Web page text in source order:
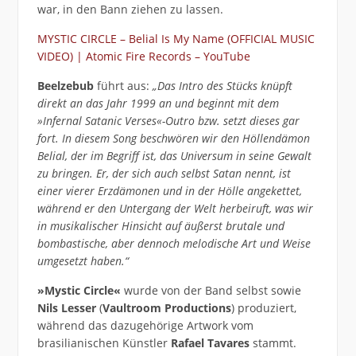
war, in den Bann ziehen zu lassen.
MYSTIC CIRCLE – Belial Is My Name (OFFICIAL MUSIC
VIDEO) | Atomic Fire Records – YouTube
Beelzebubführt aus: „Das Intro des Stücks knüpft
direkt an das Jahr 1999 an und beginnt mit dem
»Infernal Satanic Verses«-Outro bzw. setzt dieses gar
fort. In diesem Song beschwören wir den Höllendämon
Belial, der im Begriff ist, das Universum in seine Gewalt
zu bringen. Er, der sich auch selbst Satan nennt, ist
einer vierer Erzdämonen und in der Hölle angekettet,
während er den Untergang der Welt herbeiruft, was wir
in musikalischer Hinsicht auf äußerst brutale und
bombastische, aber dennoch melodische Art und Weise
umgesetzt haben.“
»Mystic Circle« wurde von der Band selbst sowie
Nils Lesser(Vaultroom Productions) produziert,
während das dazugehörige Artwork vom
brasilianischen Künstler Rafael Tavaresstammt.